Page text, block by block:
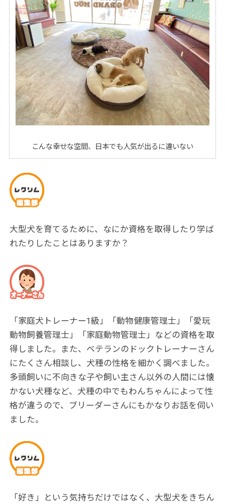
こんな幸せな空間、日本でも人気が出るに違いない
大型犬を育てるために、なにか資格を取得したり学ば
れたりしたことはありますか？
「家庭犬トレーナー1級」「動物健康管理士」「愛玩
動物飼養管理士」「家庭動物管理士」などの資格を取
得しました。また、ベテランのドックトレーナーさん
にたくさん相談し、犬種の性格を細かく調べました。
多頭飼いに不向きな子や飼い主さん以外の人間には懐
かない犬種など、犬種の中でもわんちゃんによって性
格が違うので、ブリーダーさんにもかなりお話を伺い
ました。
「好き」という気持ちだけではなく、大型犬をきちん